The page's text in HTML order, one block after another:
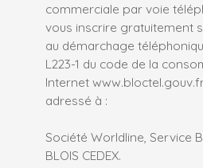
commerciale par voie
vous inscrire gratuitement
au démarchage
L223-1 du code de la
Internet
adressé à :
Société Worldline, Service
BLOIS CEDEX.